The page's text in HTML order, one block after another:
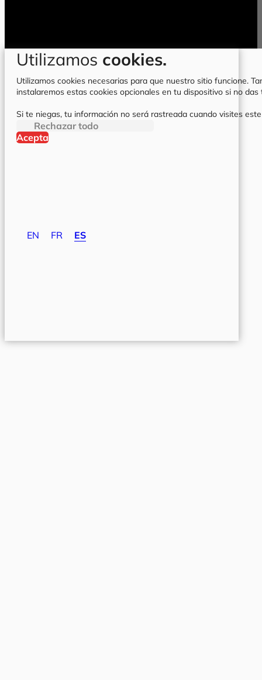
EN FR ES
Utilizamos cookies.
Utilizamos cookies necesarias para que nuestro sitio funcione.
instalaremos estas cookies opcionales en tu dispositivo si no
Si te niegas, tu información no será rastreada cuando visites
Rechazar todo
Acepta